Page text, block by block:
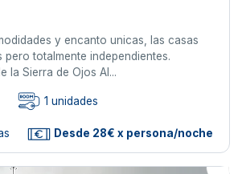
y encanto unicas, las casas
pero totalmente independientes.
la Sierra de Ojos Al...
1 unidades
Desde 28€ x persona/noche